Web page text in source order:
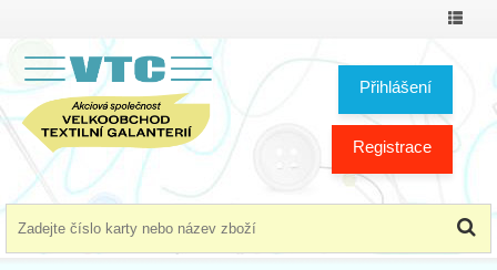
Přihlášení
Registrace